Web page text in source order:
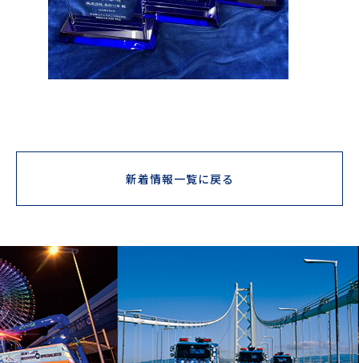
新着情報一覧に戻る